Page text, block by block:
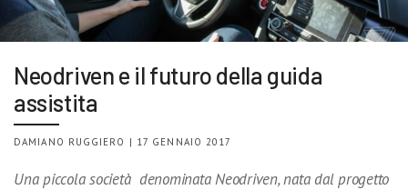
Neodriven e il futuro della guida
assistita
DAMIANO RUGGIERO | 17 GENNAIO 2017
Una piccola società denominata Neodriven, nata dal progetto